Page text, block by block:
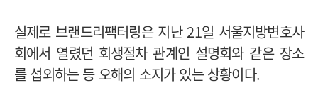
실제로 브랜드리팩터링은 지난 21일 서울지방변호사
회에서 열렸던 회생절차 관계인 설명회와 같은 장소
를 섭외하는 등 오해의 소지가 있는 상황이다.